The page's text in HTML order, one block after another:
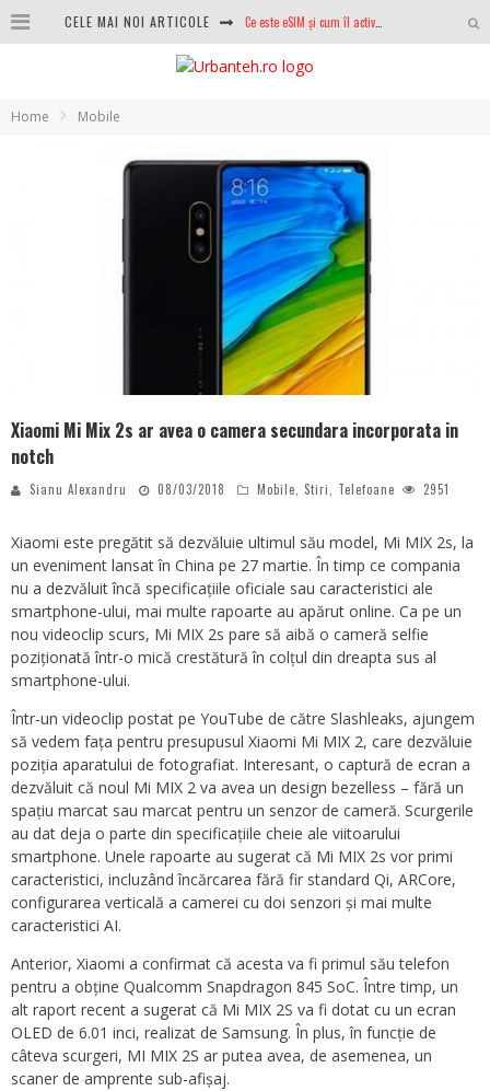
CELE MAI NOI ARTICOLE
100 GB de internet mobil gratuit de la Orange. Fără contract, fără acte și fără obligații
Home Mobile
Xiaomi Mi Mix 2s ar avea o camera secundara incorporata in
notch
Sianu Alexandru 08/03/2018 Mobile, Stiri, Telefoane 2951
Xiaomi este pregătit să dezvăluie ultimul său model, Mi MIX 2s, la
un eveniment lansat în China pe 27 martie. În timp ce compania
nu a dezvăluit încă specificațiile oficiale sau caracteristici ale
smartphone-ului, mai multe rapoarte au apărut online. Ca pe un
nou videoclip scurs, Mi MIX 2s pare să aibă o cameră selfie
poziționată într-o mică crestătură în colțul din dreapta sus al
smartphone-ului.
Într-un videoclip postat pe YouTube de către Slashleaks, ajungem
să vedem fața pentru presupusul Xiaomi Mi MIX 2, care dezvăluie
poziția aparatului de fotografiat. Interesant, o captură de ecran a
dezvăluit că noul Mi MIX 2 va avea un design bezelless – fără un
spațiu marcat sau marcat pentru un senzor de cameră. Scurgerile
au dat deja o parte din specificațiile cheie ale viitoarului
smartphone. Unele rapoarte au sugerat că Mi MIX 2s vor primi
caracteristici, incluzând încărcarea fără fir standard Qi, ARCore,
configurarea verticală a camerei cu doi senzori și mai multe
caracteristici AI.
Anterior, Xiaomi a confirmat că acesta va fi primul său telefon
pentru a obține Qualcomm Snapdragon 845 SoC. Între timp, un
alt raport recent a sugerat că Mi MIX 2S va fi dotat cu un ecran
OLED de 6.01 inci, realizat de Samsung. În plus, în funcție de
câteva scurgeri, MI MIX 2S ar putea avea, de asemenea, un
scaner de amprente sub-afișaj.